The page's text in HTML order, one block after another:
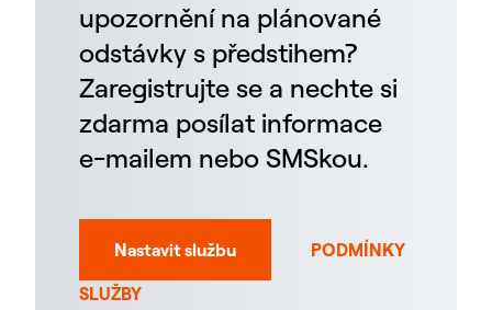
upozornění na plánované
odstávky s předstihem?
Zaregistrujte se a nechte si
zdarma posílat informace
e-mailem nebo SMSkou.
Nastavit službu
PODMÍNKY
SLUŽBY